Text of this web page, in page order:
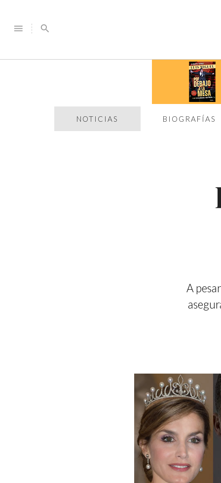
menu search
NOTICIAS BIOGRAFÍAS
A